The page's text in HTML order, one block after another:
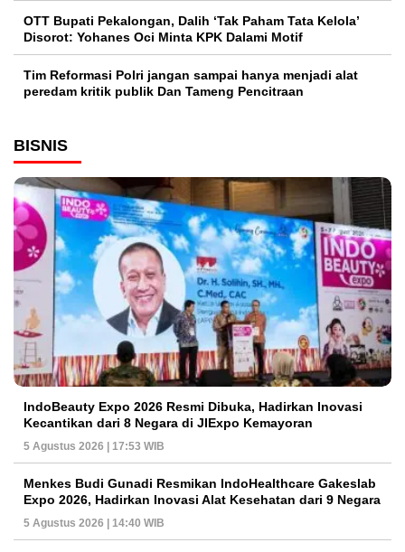
OTT Bupati Pekalongan, Dalih ‘Tak Paham Tata Kelola’
Disorot: Yohanes Oci Minta KPK Dalami Motif
Tim Reformasi Polri jangan sampai hanya menjadi alat
peredam kritik publik Dan Tameng Pencitraan
BISNIS
IndoBeauty Expo 2026 Resmi Dibuka, Hadirkan Inovasi
Kecantikan dari 8 Negara di JIExpo Kemayoran
5 Agustus 2026 | 17:53 WIB
Menkes Budi Gunadi Resmikan IndoHealthcare Gakeslab
Expo 2026, Hadirkan Inovasi Alat Kesehatan dari 9 Negara
5 Agustus 2026 | 14:40 WIB